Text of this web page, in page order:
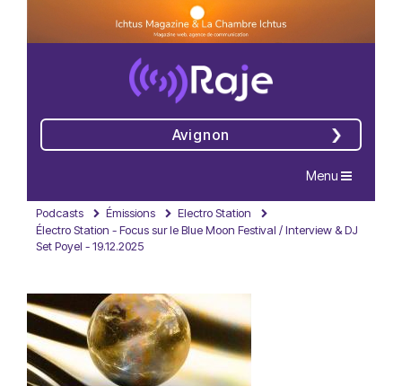
Avignon
Navigation
Menu
Podcasts Émissions
Electro Station
Électro Station - Focus sur le Blue Moon Festival / Interview & DJ
Set Poyel - 19.12.2025